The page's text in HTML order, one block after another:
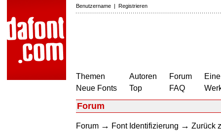
Benutzername | Registrieren
Themen
Neue Fonts
Autoren
Top
Forum
FAQ
Forum
Forum → Font Identifizierung → Zurück